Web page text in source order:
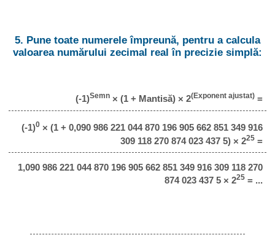
5. Pune toate numerele împreună, pentru a calcula
valoarea numărului zecimal real în precizie simplă:
(-1)Semn× (1 + Mantisă) × 2(Exponent ajustat)=
(-1)0× (1 + 0,090 986 221 044 870 196 905 662 851 349 916
309 118 270 874 023 437 5) × 225=
1,090 986 221 044 870 196 905 662 851 349 916 309 118 270
874 023 437 5 × 225= ...